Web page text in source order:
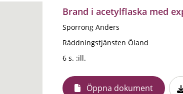
Brand i acetylflaska med
Sporrong Anders
Räddningstjänsten Öland
6 s. :ill.
Öppna dokument